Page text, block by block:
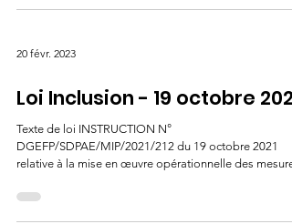
20 févr. 2023
Loi Inclusion - 19 octobre 2021
Texte de loi INSTRUCTION N°
DGEFP/SDPAE/MIP/2021/212 du 19 octobre 2021
relative à la mise en œuvre opérationnelle des mesures